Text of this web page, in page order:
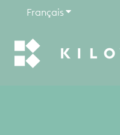
Français Afficher le